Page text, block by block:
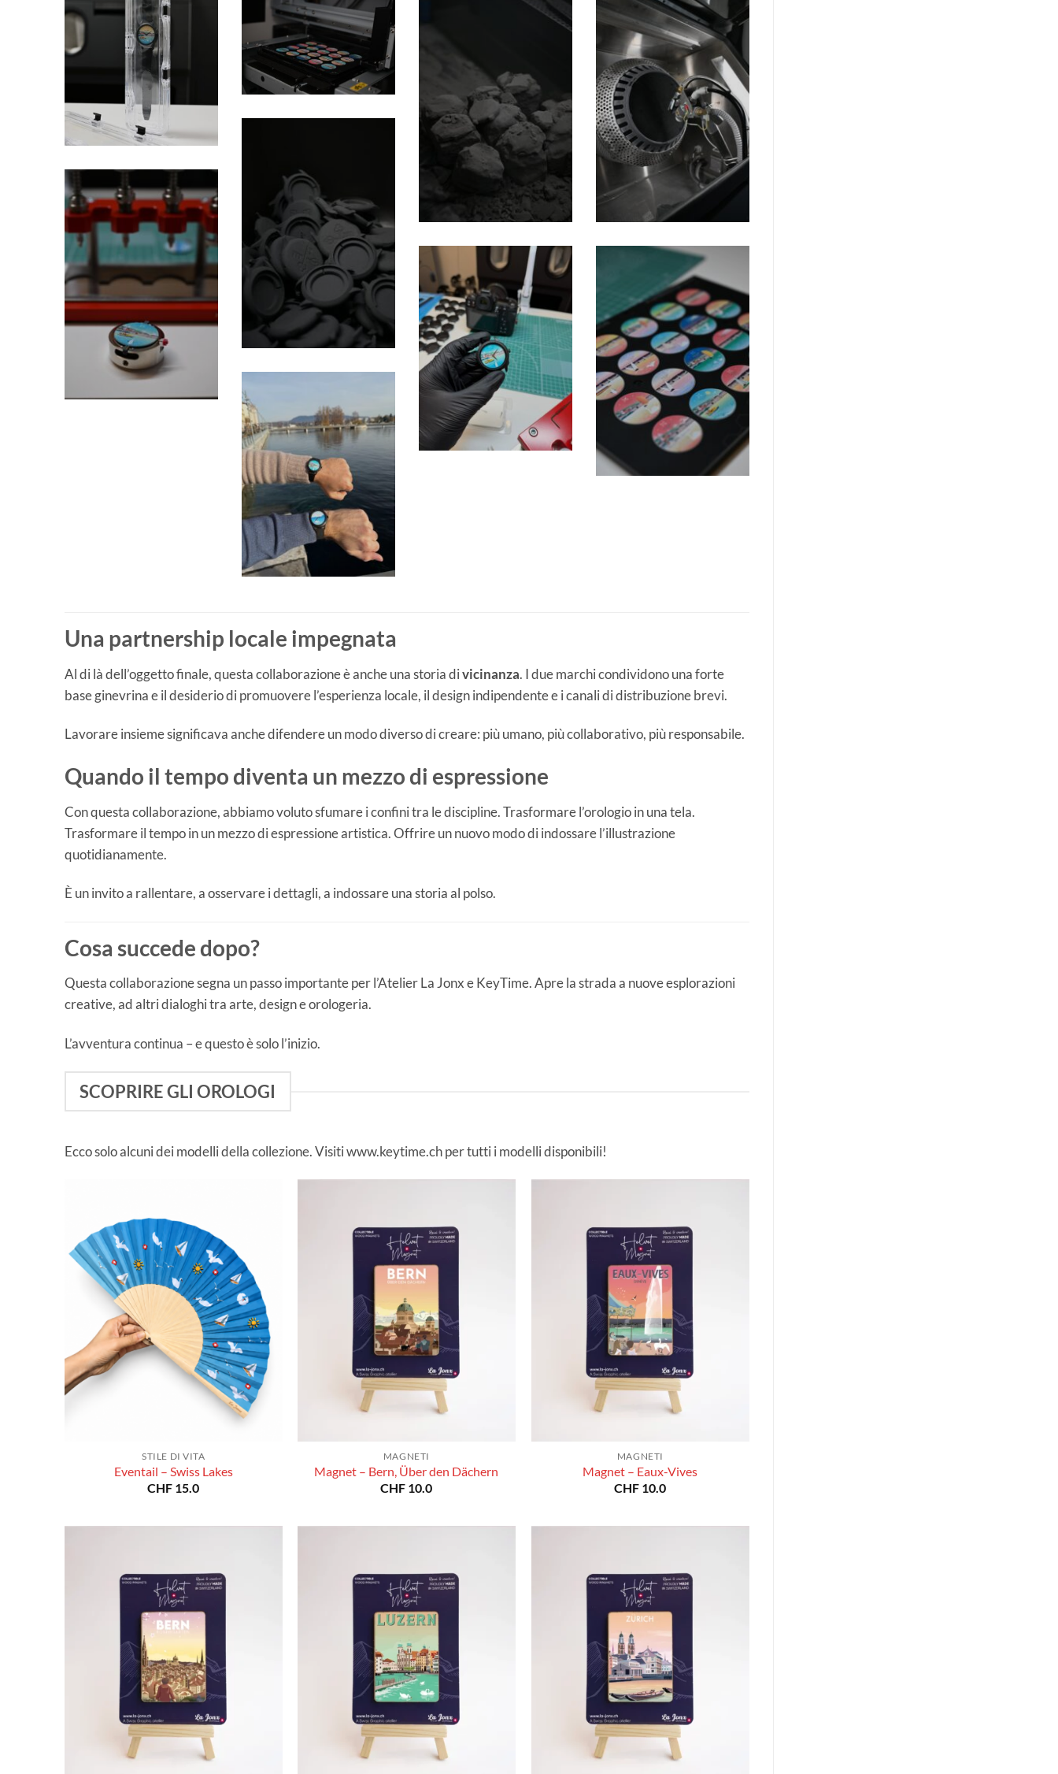
Una partnership locale impegnata
Al di là dell’oggetto finale, questa collaborazione è anche una storia divicinanza. I due marchi condividono una forte
base ginevrina e il desiderio di promuovere l’esperienza locale, il design indipendente e i canali di distribuzione brevi.
Lavorare insieme significava anche difendere un modo diverso di creare: più umano, più collaborativo, più responsabile.
Quando il tempo diventa un mezzo di espressione
Con questa collaborazione, abbiamo voluto sfumare i confini tra le discipline. Trasformare l’orologio in una tela.
Trasformare il tempo in un mezzo di espressione artistica. Offrire un nuovo modo di indossare l’illustrazione
quotidianamente.
È un invito a rallentare, a osservare i dettagli, a indossare una storia al polso.
Cosa succede dopo?
Questa collaborazione segna un passo importante per l’Atelier La Jonx e KeyTime. Apre la strada a nuove esplorazioni
creative, ad altri dialoghi tra arte, design e orologeria.
L’avventura continua – e questo è solo l’inizio.
SCOPRIRE GLI OROLOGI
Ecco solo alcuni dei modelli della collezione. Visiti www.keytime.ch per tutti i modelli disponibili!
STILE DI VITA
Eventail – Swiss Lakes
CHF 15.0
MAGNETI
Magnet – Bern, Über den Dächern
CHF 10.0
MAGNETI
Magnet – Eaux-Vives
CHF 10.0